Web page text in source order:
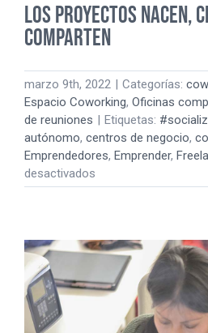
Los proyectos nacen,
comparten
marzo 9th, 2022 | Categorías:
Espacio Coworking, Oficinas
de reuniones | Etiquetas:
autónomo, centros de negocio,
Emprendedores, Emprender,
desactivados
Los
crecen,
comparten